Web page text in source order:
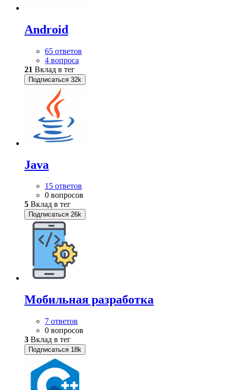
Android
65 ответов
4 вопроса
21 Вклад в тег
Подписаться 32k
Java
15 ответов
0 вопросов
5 Вклад в тег
Подписаться 26k
Мобильная разработка
7 ответов
0 вопросов
3 Вклад в тег
Подписаться 18k